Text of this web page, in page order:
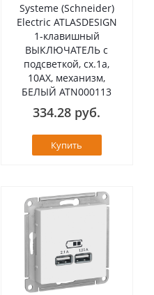
Systeme (Schneider)
Electric ATLASDESIGN
1-клавишный
ВЫКЛЮЧАТЕЛЬ с
подсветкой, сх.1а,
10АХ, механизм,
БЕЛЫЙ ATN000113
334.28 руб.
Купить